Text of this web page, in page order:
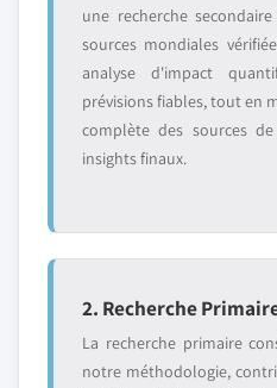
une recherche
sources mondiales
analyse d'impact
prévisions fiables, tout en
complète des sources
insights finaux.
2. Recherche
La recherche primaire
notre méthodologie,